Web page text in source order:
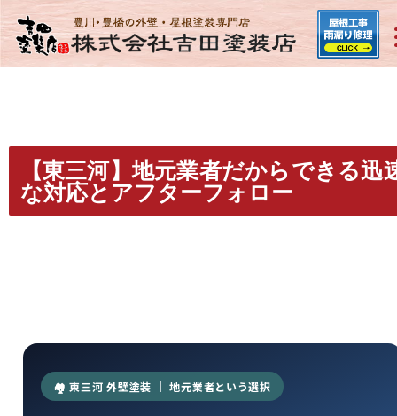
【東三河】地元業者だからできる迅
な対応とアフターフォロー
🏘 東三河 外壁塗装 ｜ 地元業者という選択